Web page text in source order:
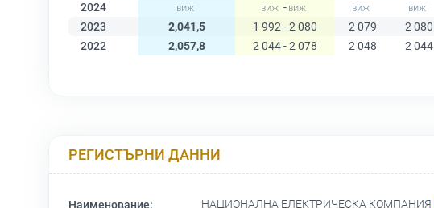
2024
-
2023
2,041,5 1 992 - 2 080 2 079 2 080
2022
2,057,8 2 044 - 2 078 2 048 2 044
РЕГИСТЪРНИ ДАННИ
Наименование: НАЦИОНАЛНА ЕЛЕКТРИЧЕСКА КОМПАНИЯ